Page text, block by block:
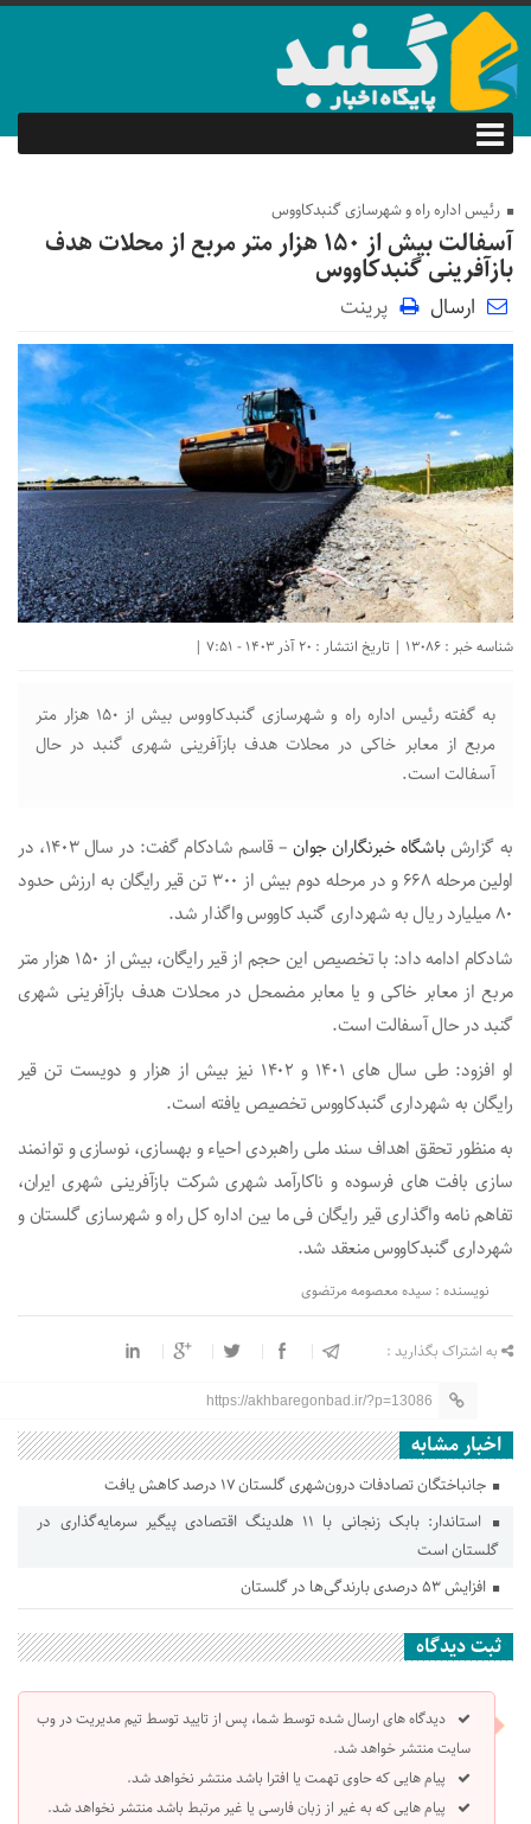
رئیس اداره راه و شهرسازی گنبدکاووس
آسفالت بیش از ۱۵۰ هزار متر مربع از محلات هدف
بازآفرینی گنبدکاووس
ارسال پرینت
شناسه خبر : 13086 | تاریخ انتشار : 20 آذر 1403 - 7:51 |
به گفته رئیس اداره راه و شهرسازی گنبدکاووس بیش از ۱۵۰ هزار متر
مربع از معابر خاکی در محلات هدف بازآفرینی شهری گنبد در حال
آسفالت است.
به گزارشباشگاه خبرنگاران جوان
– قاسم شادکام گفت: در سال ۱۴۰۳، در
اولین مرحله ۶۶۸ و در مرحله دوم بیش از ۳۰۰ تن قیر رایگان به ارزش حدود
۸۰ میلیارد ریال به شهرداری گنبد کاووس واگذار شد.
شادکام ادامه داد: با تخصیص این حجم از قیر رایگان، بیش از ۱۵۰ هزار متر
مربع از معابر خاکی و یا معابر مضمحل در محلات هدف بازآفرینی شهری
گنبد در حال آسفالت است.
او افزود: طی سال های ۱۴۰۱ و ۱۴۰۲ نیز بیش از هزار و دویست تن قیر
رایگان به شهرداری گنبدکاووس تخصیص یافته است.
به منظور تحقق اهداف سند ملی راهبردی احیاء و بهسازی، نوسازی و توانمند
سازی بافت های فرسوده و ناکارآمد شهری شرکت بازآفرینی شهری ایران،
تفاهم نامه واگذاری قیر رایگان فی ما بین اداره کل راه و شهرسازی گلستان و
شهرداری گنبدکاووس منعقد شد.
نویسنده : سیده معصومه مرتضوی
به اشتراک بگذارید :
https://akhbaregonbad.ir/?p=13086
اخبار مشابه
جانباختگان تصادفات درون‌شهری گلستان ۱۷ درصد کاهش یافت
استاندار: بابک زنجانی با ۱۱ هلدینگ اقتصادی پیگیر سرمایه‌گذاری در
گلستان است
افزایش ۵۳ درصدی بارندگی‌ها در گلستان
ثبت دیدگاه
دیدگاه های ارسال شده توسط شما، پس از تایید توسط تیم مدیریت در وب
سایت منتشر خواهد شد.
پیام هایی که حاوی تهمت یا افترا باشد منتشر نخواهد شد.
پیام هایی که به غیر از زبان فارسی یا غیر مرتبط باشد منتشر نخواهد شد.